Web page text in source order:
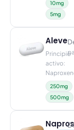
10mg
5mg
Aleve
Principio
activo:
250mg
500mg